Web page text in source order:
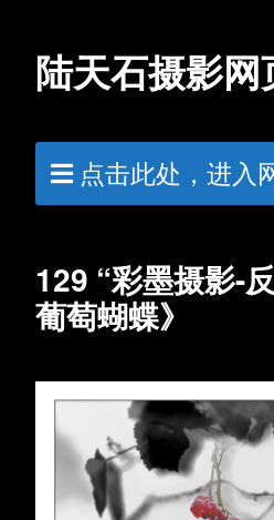
陆天石摄影网
点击此处，进入
129 “彩墨摄影-
葡萄蝴蝶》